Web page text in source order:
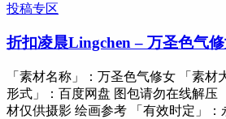
投稿专区
折扣凌晨Lingchen – 万圣色气
「素材名称」：万圣色气修女 「素材
形式」：百度网盘 图包请勿在线解压
材仅供摄影 绘画参考 「有效时定」：